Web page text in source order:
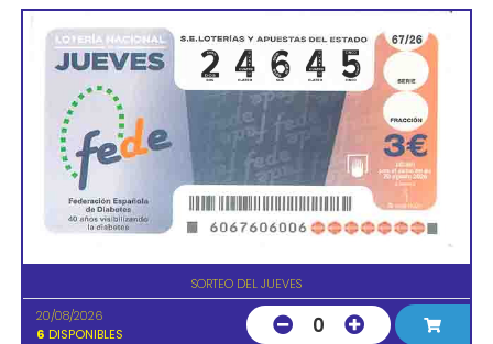
SORTEO DEL JUEVES
20/08/2026
6 DISPONIBLES 0